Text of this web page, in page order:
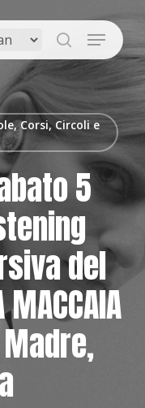
search
Menu
Corsi, Circoli e
5
del